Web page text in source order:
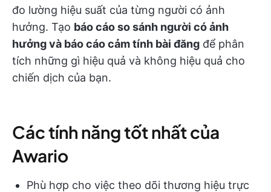
đo lường hiệu suất của từng người có ảnh
hưởng. Tạo báo cáo so sánh người có ảnh
hưởng và báo cáo cảm tính bài đăng để phân
tích những gì hiệu quả và không hiệu quả cho
chiến dịch của bạn.
Các tính năng tốt nhất của
Awario
Phù hợp cho việc theo dõi thương hiệu trực